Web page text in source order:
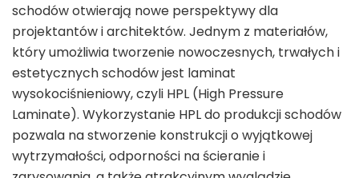
schodów otwierają nowe perspektywy dla
projektantów i architektów. Jednym z materiałów,
który umożliwia tworzenie nowoczesnych, trwałych i
estetycznych schodów jest laminat
wysokociśnieniowy, czyli HPL (High Pressure
Laminate). Wykorzystanie HPL do produkcji schodów
pozwala na stworzenie konstrukcji o wyjątkowej
wytrzymałości, odporności na ścieranie i